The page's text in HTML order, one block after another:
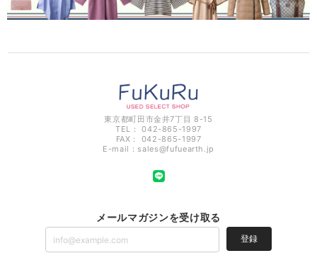
東京都町田市金井7丁目 8-15
TEL： 042-865-1997
FAX： 042-865-1997
E-mail： sales@fufuearth.jp
メールマガジンを受け取る
登録